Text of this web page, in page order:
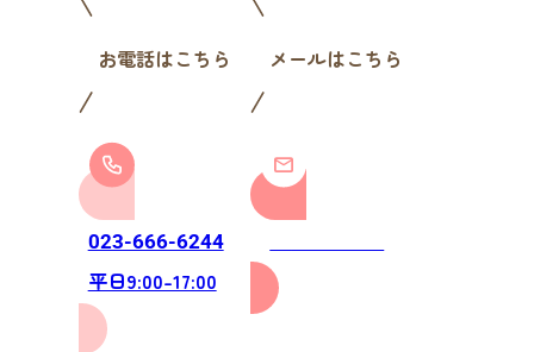
お電話はこちら
023-666-6244
平日9:00-17:00
メールはこちら